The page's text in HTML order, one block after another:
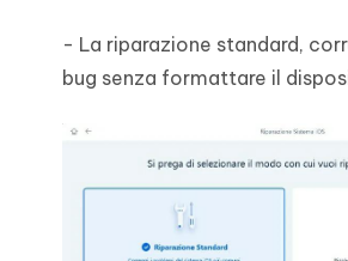
- La riparazione standard,
bug senza formattare il